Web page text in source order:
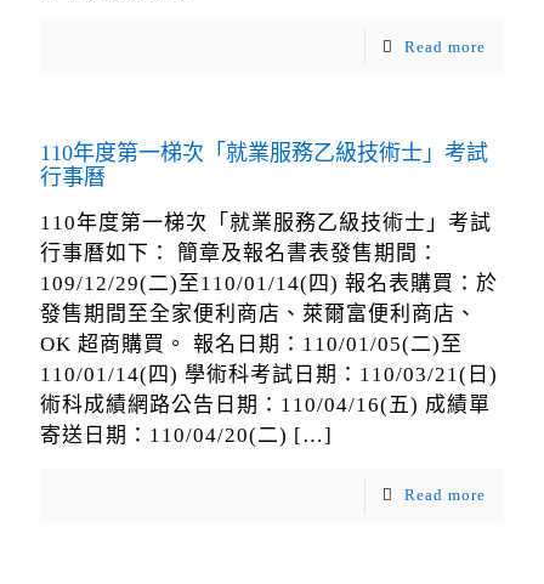
Read more
110年度第一梯次「就業服務乙級技術士」考試
行事曆
110年度第一梯次「就業服務乙級技術士」考試
行事曆如下： 簡章及報名書表發售期間：
109/12/29(二)至110/01/14(四) 報名表購買：於
發售期間至全家便利商店、萊爾富便利商店、
OK 超商購買。 報名日期：110/01/05(二)至
110/01/14(四) 學術科考試日期：110/03/21(日)
術科成績網路公告日期：110/04/16(五) 成績單
寄送日期：110/04/20(二) […]
Read more